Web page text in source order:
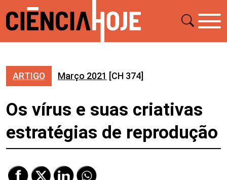
ARTIGO Março 2021 [CH 374]
Os vírus e suas criativas
estratégias de reprodução